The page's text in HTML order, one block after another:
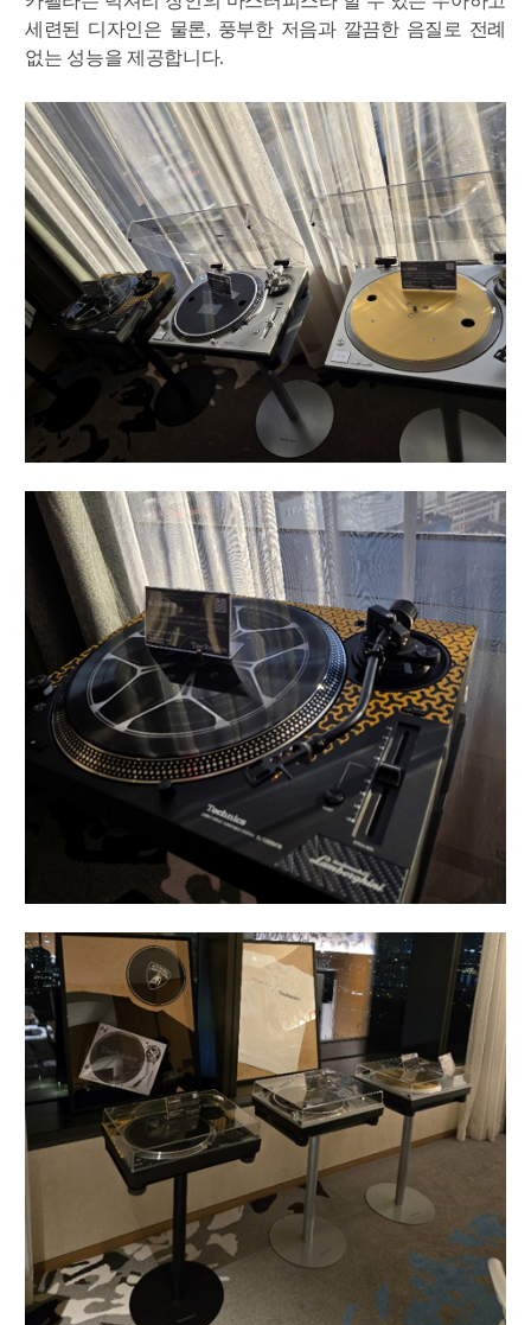
세련된 디자인은 물론, 풍부한 저음과 깔끔한 음질로 전례
없는 성능을 제공합니다.